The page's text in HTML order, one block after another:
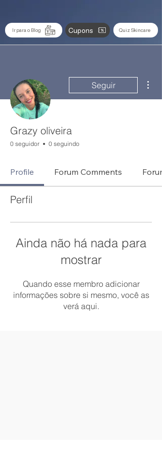
Ir para o Blog Cupons Quiz Skincare
Seguir
Grazy oliveira
0 seguidor 0 seguindo
Profile Forum Comments
Perfil
Ainda não há nada para
mostrar
Quando esse membro adicionar
informações sobre si mesmo, você as
verá aqui.